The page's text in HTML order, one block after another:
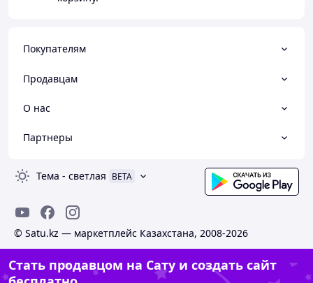
Покупателям
Продавцам
О нас
Партнеры
Тема - светлая BETA
© Satu.kz — маркетплейс Казахстана, 2008-2026
Стать продавцом на Сату и создать сайт